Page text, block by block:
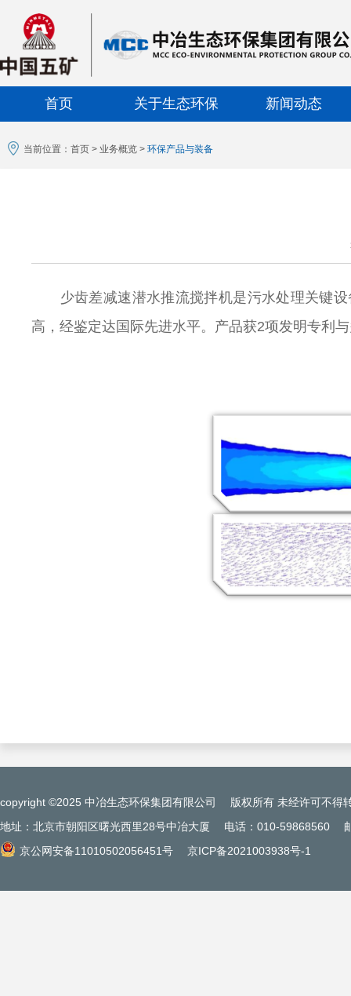
首页 关于生态环保 新闻动态
当前位置： 首页 > 业务概览 > 环保产品与装备
少齿差减速潜水推流搅拌机是污水处理关键
高，经鉴定达国际先进水平。产品获2项发明专利
copyright ©2025 中冶生态环保集团有限公司
版权所有 未经许可不得
地址：北京市朝阳区曙光西里28号中冶大厦
电话：010-59868560
京公网安备11010502056451号
京ICP备2021003938号-1